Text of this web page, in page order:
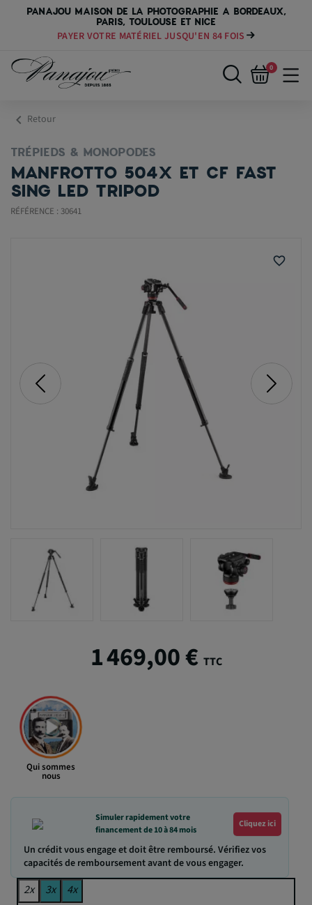
PANAJOU MAISON DE LA PHOTOGRAPHIE A BORDEAUX,
PARIS, TOULOUSE ET NICE
PAYER VOTRE MATÉRIEL JUSQU'EN 84 FOIS
0
chevron_left Retour
TRÉPIEDS & MONOPODES
MANFROTTO 504X ET CF FAST
SING LED TRIPOD
RÉFÉRENCE : 30641
favorite_border
1 469,00 € TTC
Qui sommes
nous
Simuler rapidement votre
financement de 10 à 84 mois
Cliquez ici
Un crédit vous engage et doit être remboursé. Vérifiez vos
capacités de remboursement avant de vous engager.
2x 3x 4x